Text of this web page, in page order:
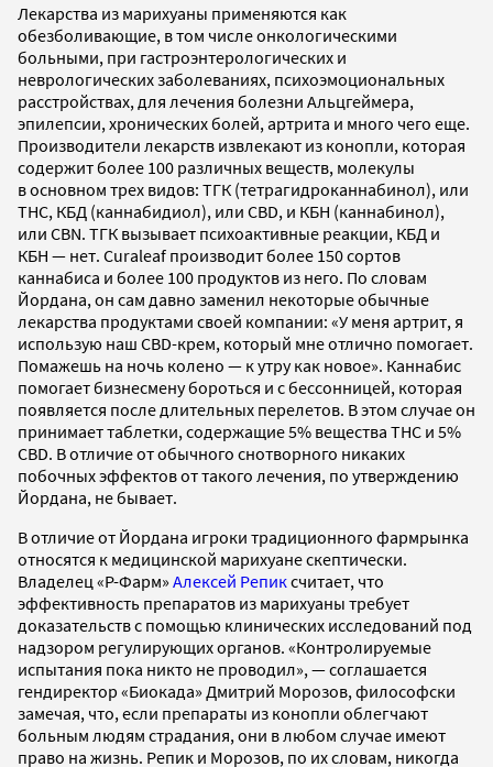
Лекарства из марихуаны применяются как
обезболивающие, в том числе онкологическими
больными, при гастроэнтерологических и
неврологических заболеваниях, психоэмоциональных
расстройствах, для лечения болезни Альцгеймера,
эпилепсии, хронических болей, артрита и много чего еще.
Производители лекарств извлекают из конопли, которая
содержит более 100 различных веществ, молекулы
в основном трех видов: ТГК (тетрагидроканнабинол), или
THC, КБД (каннабидиол), или CBD, и КБН (каннабинол),
или CBN. ТГК вызывает психоактивные реакции, КБД и
КБН — нет. Curaleaf производит более 150 сортов
каннабиса и более 100 продуктов из него. По словам
Йордана, он сам давно заменил некоторые обычные
лекарства продуктами своей компании: «У меня артрит, я
использую наш CBD-крем, который мне отлично помогает.
Помажешь на ночь колено — к утру как новое». Каннабис
помогает бизнесмену бороться и с бессонницей, которая
появляется после длительных перелетов. В этом случае он
принимает таблетки, содержащие 5% вещества THC и 5%
CBD. В отличие от обычного снотворного никаких
побочных эффектов от такого лечения, по утверждению
Йордана, не бывает.
В отличие от Йордана игроки традиционного фармрынка
относятся к медицинской марихуане скептически.
Владелец «Р-Фарм» Алексей Репиксчитает, что
эффективность препаратов из марихуаны требует
доказательств с помощью клинических исследований под
надзором регулирующих органов. «Контролируемые
испытания пока никто не проводил», — соглашается
гендиректор «Биокада» Дмитрий Морозов, философски
замечая, что, если препараты из конопли облегчают
больным людям страдания, они в любом случае имеют
право на жизнь. Репик и Морозов, по их словам, никогда